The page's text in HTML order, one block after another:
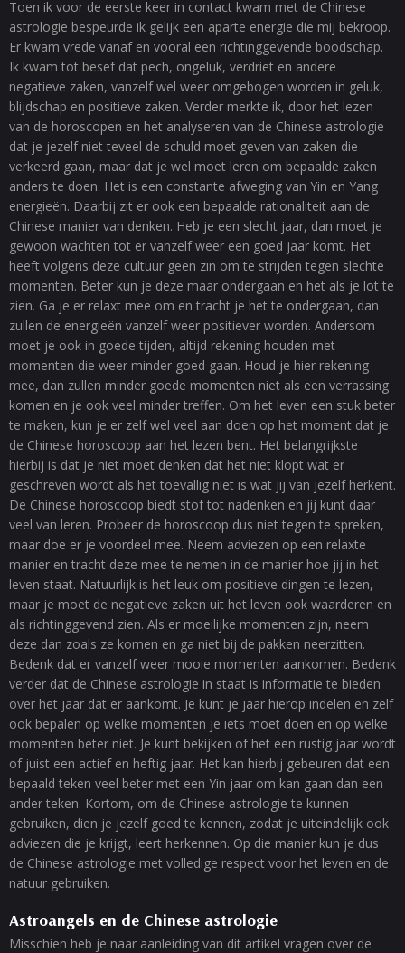
Toen ik voor de eerste keer in contact kwam met de Chinese
astrologie bespeurde ik gelijk een aparte energie die mij bekroop.
Er kwam vrede vanaf en vooral een richtinggevende boodschap.
Ik kwam tot besef dat pech, ongeluk, verdriet en andere
negatieve zaken, vanzelf wel weer omgebogen worden in geluk,
blijdschap en positieve zaken. Verder merkte ik, door het lezen
van de horoscopen en het analyseren van de Chinese astrologie
dat je jezelf niet teveel de schuld moet geven van zaken die
verkeerd gaan, maar dat je wel moet leren om bepaalde zaken
anders te doen. Het is een constante afweging van Yin en Yang
energieën. Daarbij zit er ook een bepaalde rationaliteit aan de
Chinese manier van denken. Heb je een slecht jaar, dan moet je
gewoon wachten tot er vanzelf weer een goed jaar komt. Het
heeft volgens deze cultuur geen zin om te strijden tegen slechte
momenten. Beter kun je deze maar ondergaan en het als je lot te
zien. Ga je er relaxt mee om en tracht je het te ondergaan, dan
zullen de energieën vanzelf weer positiever worden. Andersom
moet je ook in goede tijden, altijd rekening houden met
momenten die weer minder goed gaan. Houd je hier rekening
mee, dan zullen minder goede momenten niet als een verrassing
komen en je ook veel minder treffen. Om het leven een stuk beter
te maken, kun je er zelf wel veel aan doen op het moment dat je
de Chinese horoscoop aan het lezen bent. Het belangrijkste
hierbij is dat je niet moet denken dat het niet klopt wat er
geschreven wordt als het toevallig niet is wat jij van jezelf herkent.
De Chinese horoscoop biedt stof tot nadenken en jij kunt daar
veel van leren. Probeer de horoscoop dus niet tegen te spreken,
maar doe er je voordeel mee. Neem adviezen op een relaxte
manier en tracht deze mee te nemen in de manier hoe jij in het
leven staat. Natuurlijk is het leuk om positieve dingen te lezen,
maar je moet de negatieve zaken uit het leven ook waarderen en
als richtinggevend zien. Als er moeilijke momenten zijn, neem
deze dan zoals ze komen en ga niet bij de pakken neerzitten.
Bedenk dat er vanzelf weer mooie momenten aankomen. Bedenk
verder dat de Chinese astrologie in staat is informatie te bieden
over het jaar dat er aankomt. Je kunt je jaar hierop indelen en zelf
ook bepalen op welke momenten je iets moet doen en op welke
momenten beter niet. Je kunt bekijken of het een rustig jaar wordt
of juist een actief en heftig jaar. Het kan hierbij gebeuren dat een
bepaald teken veel beter met een Yin jaar om kan gaan dan een
ander teken. Kortom, om de Chinese astrologie te kunnen
gebruiken, dien je jezelf goed te kennen, zodat je uiteindelijk ook
adviezen die je krijgt, leert herkennen. Op die manier kun je dus
de Chinese astrologie met volledige respect voor het leven en de
natuur gebruiken.
Astroangels en de Chinese astrologie
Misschien heb je naar aanleiding van dit artikel vragen over de